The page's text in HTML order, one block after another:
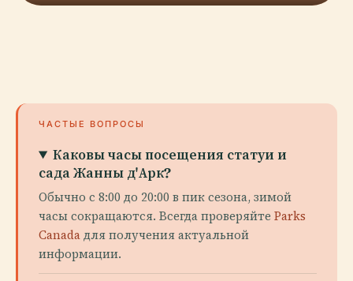
ЧАСТЫЕ ВОПРОСЫ
Каковы часы посещения статуи и
сада Жанны д'Арк?
Обычно с 8:00 до 20:00 в пик сезона, зимой
часы сокращаются. Всегда проверяйте Parks
Canadaдля получения актуальной
информации.